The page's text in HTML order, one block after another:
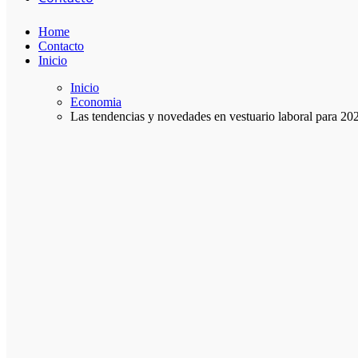
Home
Contacto
Inicio
Inicio
Economia
Las tendencias y novedades en vestuario laboral para